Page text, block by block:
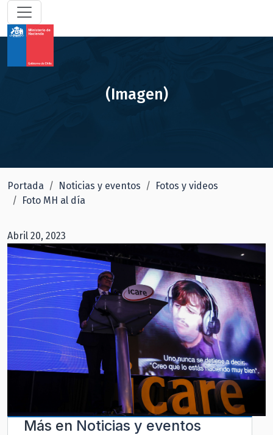
(Imagen)
Portada Noticias y eventos
Fotos y videos
Foto MH al día
Abril 20, 2023
Más en Noticias y eventos